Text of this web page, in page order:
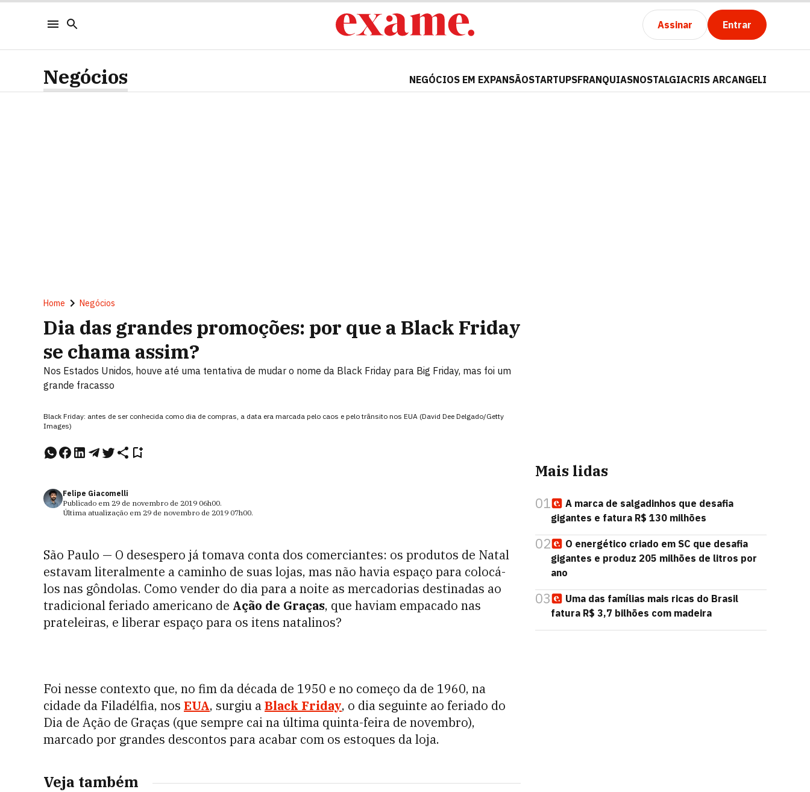
Assinar Entrar
Negócios NEGÓCIOS EM EXPANSÃOSTARTUPSFRANQUIASNOSTALGIACRIS ARCANGELI
Home Negócios
Dia das grandes promoções: por que a Black Friday
se chama assim?
Nos Estados Unidos, houve até uma tentativa de mudar o nome da Black Friday para Big Friday, mas foi um
grande fracasso
Black Friday: antes de ser conhecida como dia de compras, a data era marcada pelo caos e pelo trânsito nos EUA (David Dee Delgado/Getty
Images)
Felipe Giacomelli
Publicado em 29 de novembro de 2019 06h00.
Última atualização em 29 de novembro de 2019 07h00.
São Paulo — O desespero já tomava conta dos comerciantes: os produtos de Natal
estavam literalmente a caminho de suas lojas, mas não havia espaço para colocá-
los nas gôndolas. Como vender do dia para a noite as mercadorias destinadas ao
tradicional feriado americano de Ação de Graças, que haviam empacado nas
prateleiras, e liberar espaço para os itens natalinos?
Foi nesse contexto que, no fim da década de 1950 e no começo da de 1960, na
cidade da Filadélfia, nos EUA, surgiu aBlack Friday, o dia seguinte ao feriado do
Dia de Ação de Graças (que sempre cai na última quinta-feira de novembro),
marcado por grandes descontos para acabar com os estoques da loja.
Veja também
Mais lidas
01
A marca de salgadinhos que desafia
gigantes e fatura R$ 130 milhões
02
O energético criado em SC que desafia
gigantes e produz 205 milhões de litros por
ano
03
Uma das famílias mais ricas do Brasil
fatura R$ 3,7 bilhões com madeira